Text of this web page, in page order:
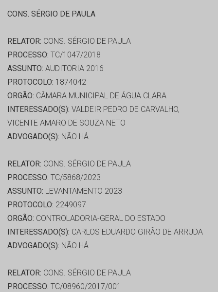
CONS. SÉRGIO DE PAULA
RELATOR: CONS. SÉRGIO DE PAULA
PROCESSO: TC/1047/2018
ASSUNTO: AUDITORIA 2016
PROTOCOLO: 1874042
ORGÃO: CÂMARA MUNICIPAL DE ÁGUA CLARA
INTERESSADO(S): VALDEIR PEDRO DE CARVALHO,
VICENTE AMARO DE SOUZA NETO
ADVOGADO(S): NÃO HÁ
RELATOR: CONS. SÉRGIO DE PAULA
PROCESSO: TC/5868/2023
ASSUNTO: LEVANTAMENTO 2023
PROTOCOLO: 2249097
ORGÃO: CONTROLADORIA-GERAL DO ESTADO
INTERESSADO(S): CARLOS EDUARDO GIRÃO DE ARRUDA
ADVOGADO(S): NÃO HÁ
RELATOR: CONS. SÉRGIO DE PAULA
PROCESSO: TC/08960/2017/001